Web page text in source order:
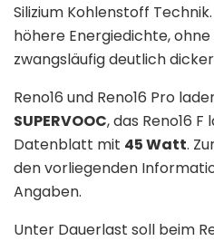
Silizium Kohlenstoff
höhere Energiedichte,
zwangsläufig deutlich
Reno16 und Reno16 Pro
SUPERVOOC, das Reno16
Datenblatt mit 45 Watt.
den vorliegenden
Angaben.
Unter Dauerlast soll beim